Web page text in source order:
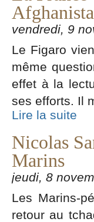
vendredi, 9
Le Figaro
même
effet à la
ses efforts. Il
Lire la suite
Nicolas
Marins
jeudi, 8
Les Marins-
retour au